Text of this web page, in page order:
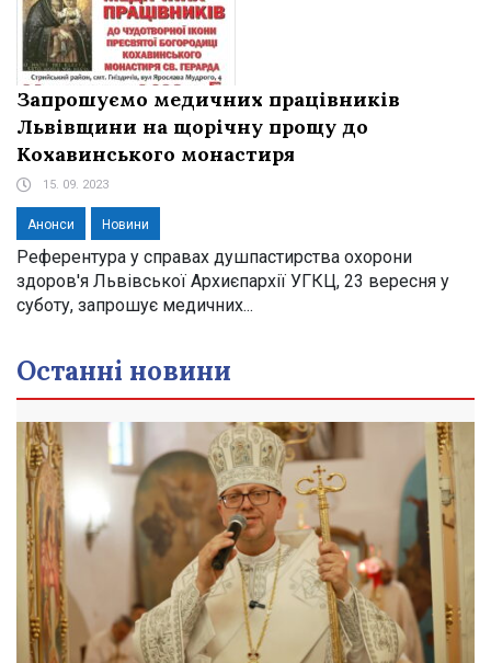
Запрошуємо медичних працівників
Львівщини на щорічну прощу до
Кохавинського монастиря
15. 09. 2023
Анонси Новини
Референтура у справах душпастирства охорони
здоров'я Львівської Архиєпархії УГКЦ, 23 вересня у
суботу, запрошує медичних...
Останні новини